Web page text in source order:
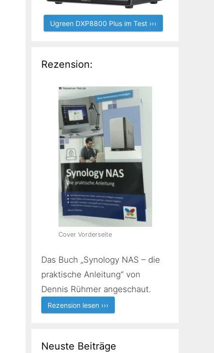
Ugreen DXP8800 Plus im Test ›››
Rezension:
Cover Vorderseite
Das Buch „Synology NAS – die
praktische Anleitung“ von
Dennis Rühmer angeschaut.
Rezension lesen ›››
Neuste Beiträge